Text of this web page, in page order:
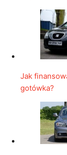
Jak
gotówka?